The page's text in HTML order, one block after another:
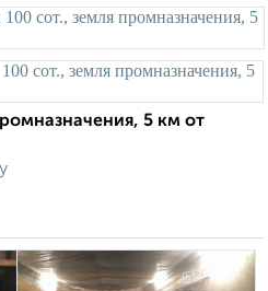
5 км от